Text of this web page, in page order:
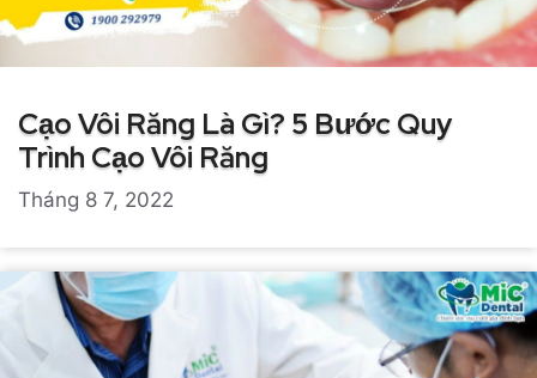
Cạo Vôi Răng Là Gì? 5 Bước Quy
Trình Cạo Vôi Răng
Tháng 8 7, 2022